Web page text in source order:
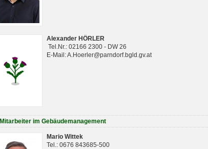
Alexander HÖRLER
Tel.Nr.: 02166 2300 - DW 26
E-Mail: A.Hoerler@parndorf.bgld.gv.at
Mitarbeiter im Gebäudemanagement
Mario Wittek
Tel.: 0676 843685-500